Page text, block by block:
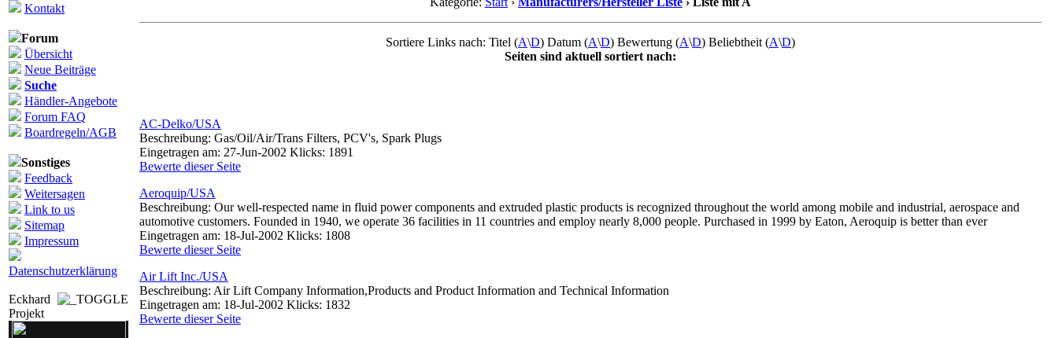
Kontakt
Forum
Übersicht
Neue Beiträge
Suche
Händler-Angebote
Forum FAQ
Boardregeln/AGB
Sonstiges
Feedback
Weitersagen
Link to us
Sitemap
Impressum
Datenschutzerklärung
Eckhard
Projekt
Sortiere Links nach: Titel (A\D) Datum (A\D) Bewertung (A\D) Beliebtheit (A\D)
Seiten sind aktuell sortiert nach:
AC-Delko/USA
Beschreibung: Gas/Oil/Air/Trans Filters, PCV's, Spark Plugs
Eingetragen am: 27-Jun-2002 Klicks: 1891
Bewerte dieser Seite
Aeroquip/USA
Beschreibung: Our well-respected name in fluid power components and extruded plastic products is recognized throughout the world among mobile and industrial, aerospace and
automotive customers. Founded in 1940, we operate 36 facilities in 11 countries and employ nearly 8,000 people. Purchased in 1999 by Eaton, Aeroquip is better than ever
Eingetragen am: 18-Jul-2002 Klicks: 1808
Bewerte dieser Seite
Air Lift Inc./USA
Beschreibung: Air Lift Company Information,Products and Product Information and Technical Information
Eingetragen am: 18-Jul-2002 Klicks: 1832
Bewerte dieser Seite